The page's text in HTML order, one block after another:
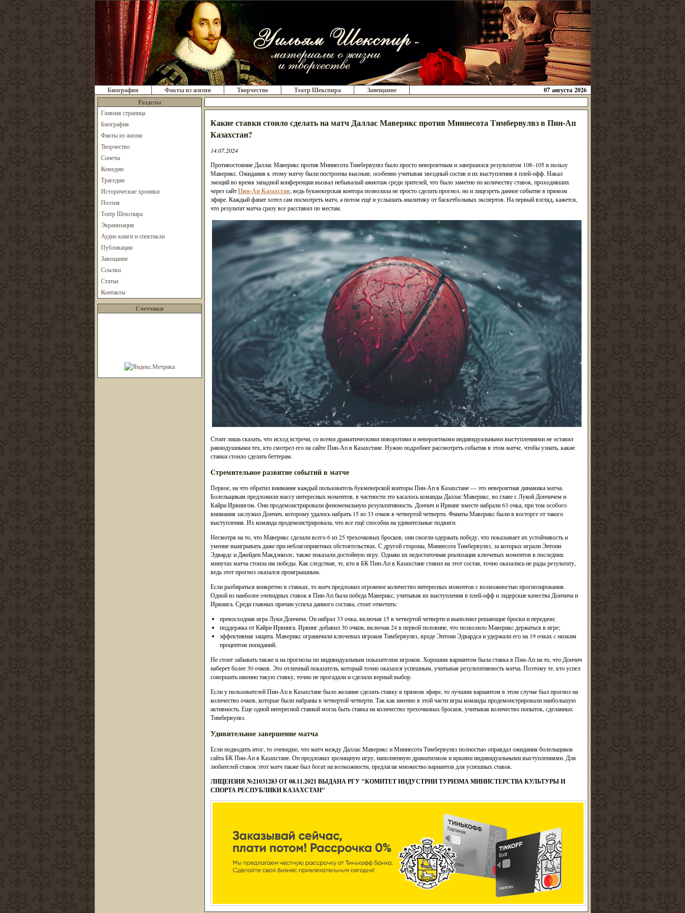
Биография Факты из жизни Творчество Театр Шекспира Завещание
07 августа 2026
Разделы
Главная страница
Биография
Факты из жизни
Творчество
Сонеты
Комедии
Трагедии
Исторические хроники
Поэзия
Театр Шекспира
Экранизация
Аудио книги и спектакли
Публикации
Завещание
Ссылки
Статьи
Контакты
Счетчики
Какие ставки стоило сделать на матч Даллас Маверикс против Миннесота Тимбервулвз в Пин-Ап
Казахстан?
14.07.2024
Противостояние Даллас Маверикс против Миннесота Тимбервулвз было просто невероятным и завершился результатом 108–105 в пользу
Маверикс. Ожидания к этому матчу были построены высокие, особенно учитывая звездный состав и их выступления в плей-офф. Накал
эмоций во время западной конференции вызвал небывалый ажиотаж среди зрителей, что было заметно по количеству ставок, проходивших
через сайтПин-Ап Казахстан, ведь букмекерская контора позволила не просто сделать прогноз, но и лицезреть данное событие в прямом
эфире. Каждый фанат хотел сам посмотреть матч, а потом ещё и услышать аналитику от баскетбольных экспертов. На первый взгляд, кажется,
что результат матча сразу все расставил по местам.
Стоит лишь сказать, что исход встречи, со всеми драматическими поворотами и невероятными индивидуальными выступлениями не оставил
равнодушными тех, кто смотрел его на сайте Пин-Ап в Казахстане. Нужно подробнее рассмотреть события в этом матче, чтобы узнать, какие
ставки стоило сделать беттерам.
Стремительное развитие событий в матче
Первое, на что обратил внимание каждый пользователь букмекерской конторы Пин-Ап в Казахстане — это невероятная динамика матча.
Болельщикам предложили массу интересных моментов, в частности это касалось команды Даллас Маверикс, во главе с Лукой Дончичем и
Кайри Ирвингом. Они продемонстрировали феноменальную результативность. Дончич и Ирвинг вместе набрали 63 очка, при том особого
внимания заслужил Дончич, которому удалось набрать 15 из 33 очков в четвертой четверти. Фанаты Маверикс были в восторге от такого
выступления. Их команда продемонстрировала, что все ещё способна на удивительные подвиги.
Несмотря на то, что Маверикс сделали всего 6 из 25 трехочковых бросков, они смогли одержать победу, что показывает их устойчивость и
умение выигрывать даже при неблагоприятных обстоятельствах. С другой стороны, Миннесота Тимбервулвз, за которых играли Энтони
Эдвардс и Джейден Макдэниэлс, также показали достойную игру. Однако их недостаточная реализация ключевых моментов в последних
минутах матча стоила им победы. Как следствие, те, кто в БК Пин-Ап в Казахстане ставил на этот состав, точно оказались не рады результату,
ведь этот прогноз оказался проигрышным.
Если разбираться конкретно в ставках, то матч предложил огромное количество интересных моментов с возможностью прогнозирования.
Одной из наиболее очевидных ставок в Пин-Ап была победа Маверикс, учитывая их выступления в плей-офф и лидерские качества Дончича и
Ирвинга. Среди главных причин успеха данного состава, стоит отметить:
превосходная игра Луки Дончича. Он набрал 33 очка, включая 15 в четвертой четверти и выполнил решающие броски и передачи;
поддержка от Кайри Ирвинга. Ирвинг добавил 30 очков, включая 24 в первой половине, что позволило Маверикс держаться в игре;
эффективная защита. Маверикс ограничили ключевых игроков Тимбервулвз, вроде Энтони Эдвардса и удержали его на 19 очках с низким
процентом попаданий.
Не стоит забывать также и на прогнозы по индивидуальным показателям игроков. Хорошим вариантом была ставка в Пин-Ап на то, что Дончич
наберет более 30 очков. Это отличный показатель, который точно оказался успешным, учитывая результативность матча. Поэтому те, кто успел
совершить именно такую ставку, точно не прогадали и сделали верный выбор.
Если у пользователей Пин-Ап в Казахстане было желание сделать ставку в прямом эфире, то лучшим вариантом в этом случае был прогноз на
количество очков, которые были набраны в четвертой четверти. Так как именно в этой части игры команды продемонстрировали наибольшую
активность. Еще одной интересной ставкой могла быть ставка на количество трехочковых бросков, учитывая количество попыток, сделанных
Тимбервулвз.
Удивительное завершение матча
Если подводить итог, то очевидно, что матч между Даллас Маверикс и Миннесота Тимбервулвз полностью оправдал ожидания болельщиков
сайта БК Пин-Ап в Казахстане. Он предложил зрелищную игру, наполненную драматизмом и яркими индивидуальными выступлениями. Для
любителей ставок этот матч также был богат на возможности, предлагая множество вариантов для успешных ставок.
ЛИЦЕНЗИЯ №21031283 ОТ 08.11.2021 ВЫДАНА РГУ "КОМИТЕТ ИНДУСТРИИ ТУРИЗМА МИНИСТЕРСТВА КУЛЬТУРЫ И
СПОРТА РЕСПУБЛИКИ КАЗАХСТАН"